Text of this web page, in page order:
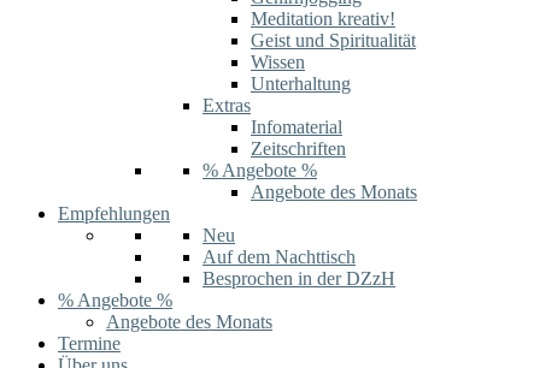
Meditation kreativ!
Geist und Spiritualität
Wissen
Unterhaltung
Extras
Infomaterial
Zeitschriften
% Angebote %
Angebote des Monats
Empfehlungen
Neu
Auf dem Nachttisch
Besprochen in der DZzH
% Angebote %
Angebote des Monats
Termine